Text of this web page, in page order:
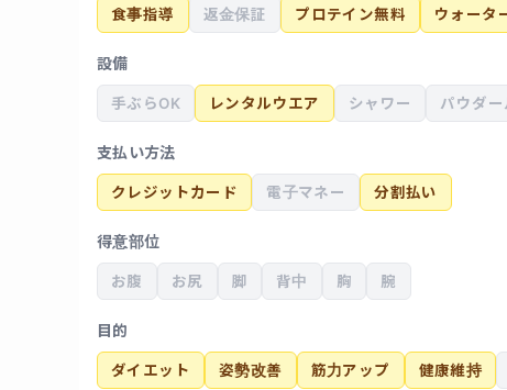
食事指導 返金保証 プロテイン無料 ウォータ
設備
手ぶらOK レンタルウエア シャワー パウダー
支払い方法
クレジットカード 電子マネー 分割払い
得意部位
お腹 お尻 脚 背中 胸 腕
目的
ダイエット 姿勢改善 筋力アップ 健康維持